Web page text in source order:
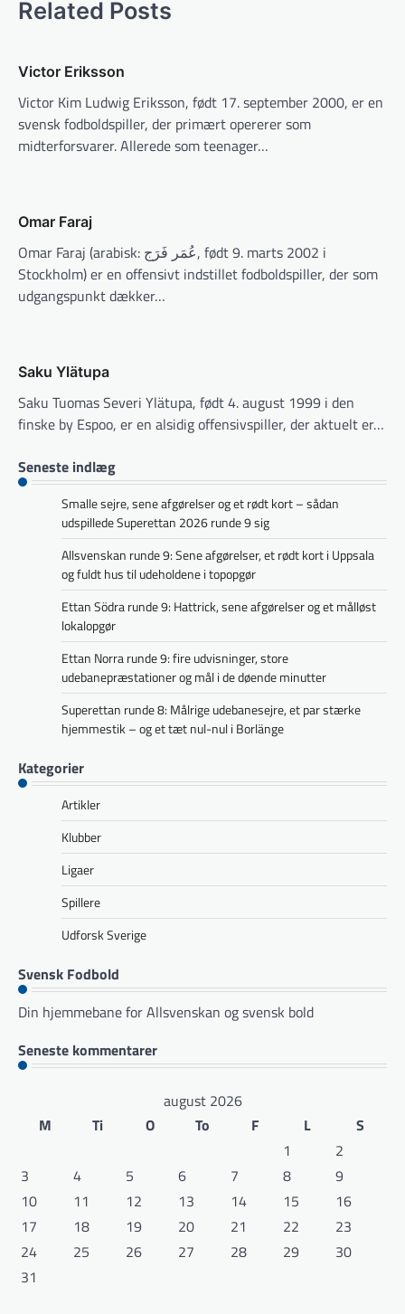
Related Posts
Victor Eriksson
Victor Kim Ludwig Eriksson, født 17. september 2000, er en
svensk fodboldspiller, der primært opererer som
midterforsvarer. Allerede som teenager…
Omar Faraj
Omar Faraj (arabisk: عُمَر فَرَج, født 9. marts 2002 i
Stockholm) er en offensivt indstillet fodboldspiller, der som
udgangspunkt dækker…
Saku Ylätupa
Saku Tuomas Severi Ylätupa, født 4. august 1999 i den
finske by Espoo, er en alsidig offensivspiller, der aktuelt er…
Seneste indlæg
Smalle sejre, sene afgørelser og et rødt kort – sådan
udspillede Superettan 2026 runde 9 sig
Allsvenskan runde 9: Sene afgørelser, et rødt kort i Uppsala
og fuldt hus til udeholdene i topopgør
Ettan Södra runde 9: Hattrick, sene afgørelser og et målløst
lokalopgør
Ettan Norra runde 9: fire udvisninger, store
udebanepræstationer og mål i de døende minutter
Superettan runde 8: Målrige udebanesejre, et par stærke
hjemmestik – og et tæt nul-nul i Borlänge
Kategorier
Artikler
Klubber
Ligaer
Spillere
Udforsk Sverige
Svensk Fodbold
Din hjemmebane for Allsvenskan og svensk bold
Seneste kommentarer
august 2026
M
Ti O To F L
S
1
2
3
4 5 6 7 8
9
10
11 12 13 14 15
16
17
18 19 20 21 22
23
24
25 26 27 28 29
30
31